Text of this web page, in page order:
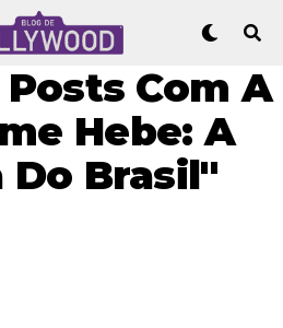
Com A
Hebe: A
Do Brasil"